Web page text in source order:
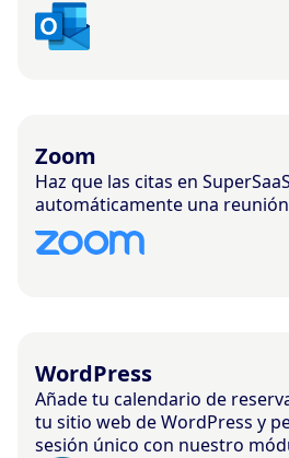
Zoom
Haz que las citas en
automáticamente una
WordPress
Añade tu calendario de
tu sitio web de WordPress y
sesión único con nuestro